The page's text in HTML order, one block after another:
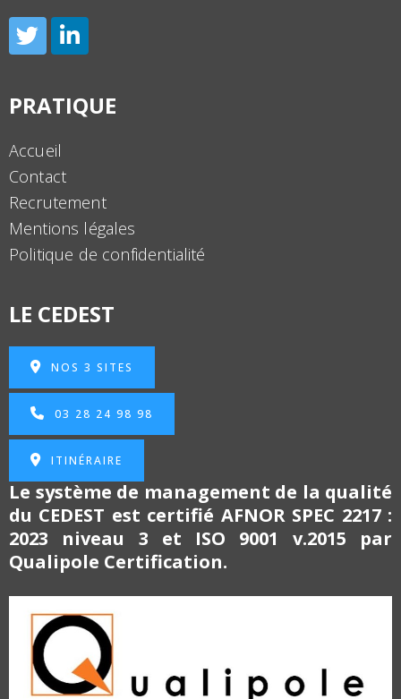
PRATIQUE
Accueil
Contact
Recrutement
Mentions légales
Politique de confidentialité
LE CEDEST
NOS 3 SITES
03 28 24 98 98
ITINÉRAIRE
Le système de management de la qualité
du CEDEST est certifié AFNOR SPEC 2217 :
2023 niveau 3 et ISO 9001 v.2015 par
Qualipole Certification.